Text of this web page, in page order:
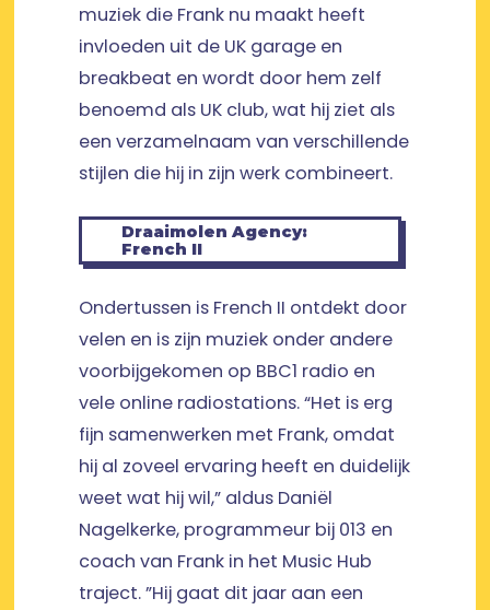
muziek die Frank nu maakt heeft
invloeden uit de UK garage en
breakbeat en wordt door hem zelf
benoemd als UK club, wat hij ziet als
een verzamelnaam van verschillende
stijlen die hij in zijn werk combineert.
Draaimolen Agency:
French II
Ondertussen is French II ontdekt door
velen en is zijn muziek onder andere
voorbijgekomen op BBC1 radio en
vele online radiostations. “Het is erg
fijn samenwerken met Frank, omdat
hij al zoveel ervaring heeft en duidelijk
weet wat hij wil,” aldus Daniël
Nagelkerke, programmeur bij 013 en
coach van Frank in het Music Hub
traject. ”Hij gaat dit jaar aan een